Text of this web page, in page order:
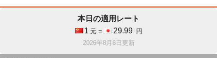
本日の適用レート
1 元 = 29.99
円
2026年8月8日更新